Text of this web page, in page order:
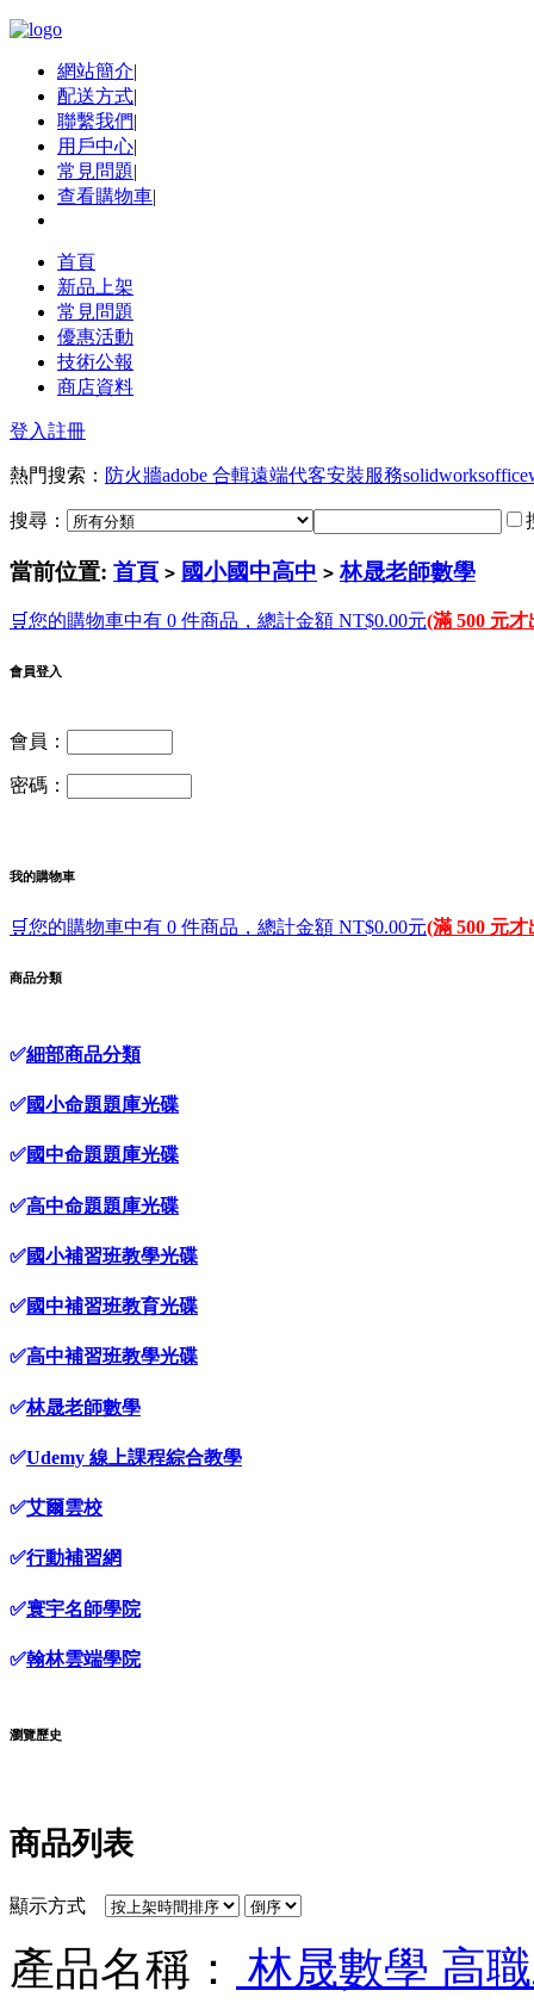
網站簡介|
配送方式|
聯繫我們|
用戶中心|
常見問題|
查看購物車|
首頁
新品上架
常見問題
優惠活動
技術公報
商店資料
登入註冊
熱門搜索： 防火牆adobe 合輯遠端代客安裝服務solidworksoffice
搜尋：
當前位置: 首頁 > 國小國中高中 > 林晟老師數學
🛒您的購物車中有 0 件商品，總計金額 NT$0.00元(滿 500 元才
會員登入
會員：
密碼：
我的購物車
🛒您的購物車中有 0 件商品，總計金額 NT$0.00元(滿 500 元才
商品分類
✅細部商品分類
✅國小命題題庫光碟
✅國中命題題庫光碟
✅高中命題題庫光碟
✅國小補習班教學光碟
✅國中補習班教育光碟
✅高中補習班教學光碟
✅林晟老師數學
✅Udemy 線上課程綜合教學
✅艾爾雲校
✅行動補習網
✅寰宇名師學院
✅翰林雲端學院
瀏覽歷史
商品列表
顯示方式
產品名稱：
林晟數學 高